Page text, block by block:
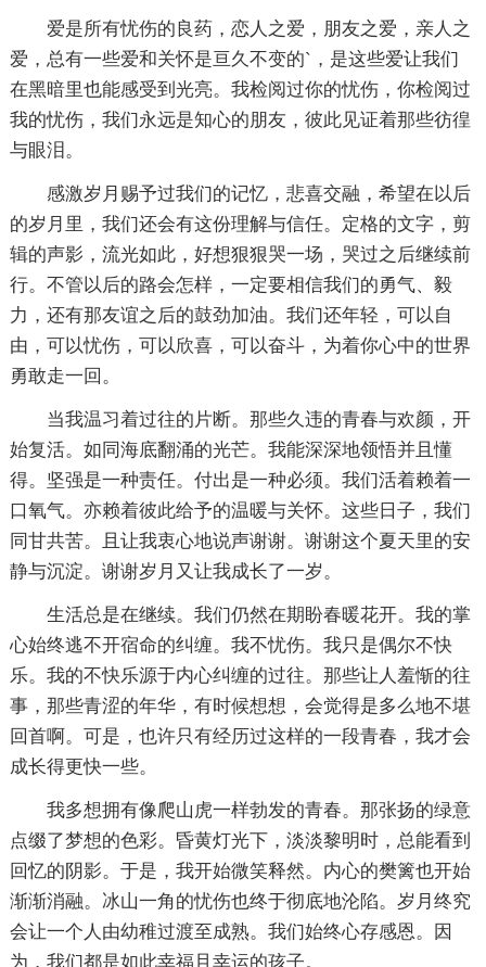
爱是所有忧伤的良药，恋人之爱，朋友之爱，亲人之
爱，总有一些爱和关怀是亘久不变的`，是这些爱让我们
在黑暗里也能感受到光亮。我检阅过你的忧伤，你检阅过
我的忧伤，我们永远是知心的朋友，彼此见证着那些彷徨
与眼泪。
感激岁月赐予过我们的记忆，悲喜交融，希望在以后
的岁月里，我们还会有这份理解与信任。定格的文字，剪
辑的声影，流光如此，好想狠狠哭一场，哭过之后继续前
行。不管以后的路会怎样，一定要相信我们的勇气、毅
力，还有那友谊之后的鼓劲加油。我们还年轻，可以自
由，可以忧伤，可以欣喜，可以奋斗，为着你心中的世界
勇敢走一回。
当我温习着过往的片断。那些久违的青春与欢颜，开
始复活。如同海底翻涌的光芒。我能深深地领悟并且懂
得。坚强是一种责任。付出是一种必须。我们活着赖着一
口氧气。亦赖着彼此给予的温暖与关怀。这些日子，我们
同甘共苦。且让我衷心地说声谢谢。谢谢这个夏天里的安
静与沉淀。谢谢岁月又让我成长了一岁。
生活总是在继续。我们仍然在期盼春暖花开。我的掌
心始终逃不开宿命的纠缠。我不忧伤。我只是偶尔不快
乐。我的不快乐源于内心纠缠的过往。那些让人羞惭的往
事，那些青涩的年华，有时候想想，会觉得是多么地不堪
回首啊。可是，也许只有经历过这样的一段青春，我才会
成长得更快一些。
我多想拥有像爬山虎一样勃发的青春。那张扬的绿意
点缀了梦想的色彩。昏黄灯光下，淡淡黎明时，总能看到
回忆的阴影。于是，我开始微笑释然。内心的樊篱也开始
渐渐消融。冰山一角的忧伤也终于彻底地沦陷。岁月终究
会让一个人由幼稚过渡至成熟。我们始终心存感恩。因
为，我们都是如此幸福且幸运的孩子。